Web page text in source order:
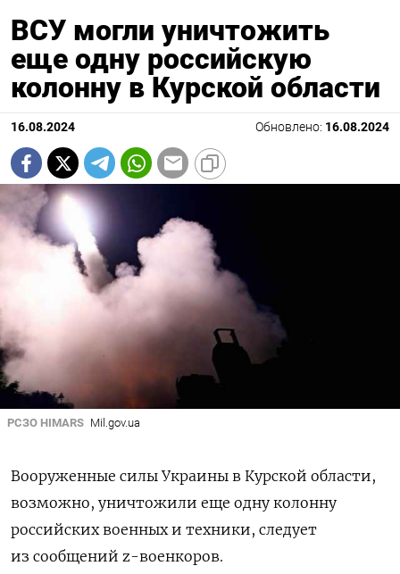
ВСУ могли уничтожить
еще одну российскую
колонну в Курской области
16.08.2024 Обновлено: 16.08.2024
РСЗО HIMARS Mil.gov.ua
Вооруженные силы Украины в Курской области,
возможно, уничтожили еще одну колонну
российских военных и техники, следует
из сообщений z-военкоров.